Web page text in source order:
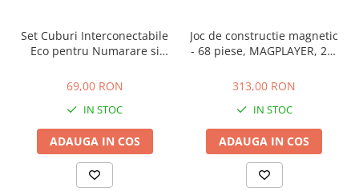
Set Cuburi Interconectabile
Eco pentru Numarare si
Culori, 3+ Ani
69,00 RON
IN STOC
ADAUGA IN COS
Joc de constructie magnetic
- 68 piese, MAGPLAYER, 2-3
313,00 RON
IN STOC
ADAUGA IN COS